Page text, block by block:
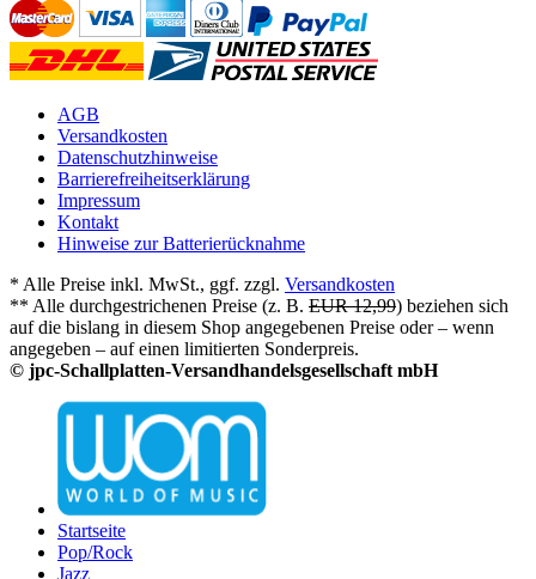
AGB
Versandkosten
Datenschutzhinweise
Barrierefreiheitserklärung
Impressum
Kontakt
Hinweise zur Batterierücknahme
* Alle Preise inkl. MwSt., ggf. zzgl. Versandkosten
** Alle durchgestrichenen Preise (z. B. EUR 12,99) beziehen sich
auf die bislang in diesem Shop angegebenen Preise oder – wenn
angegeben – auf einen limitierten Sonderpreis.
© jpc-Schallplatten-Versandhandelsgesellschaft mbH
Startseite
Pop/Rock
Jazz